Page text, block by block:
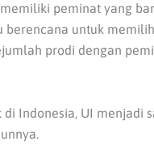
peminat yang
untuk
prodi dengan
Indonesia, UI menjadi